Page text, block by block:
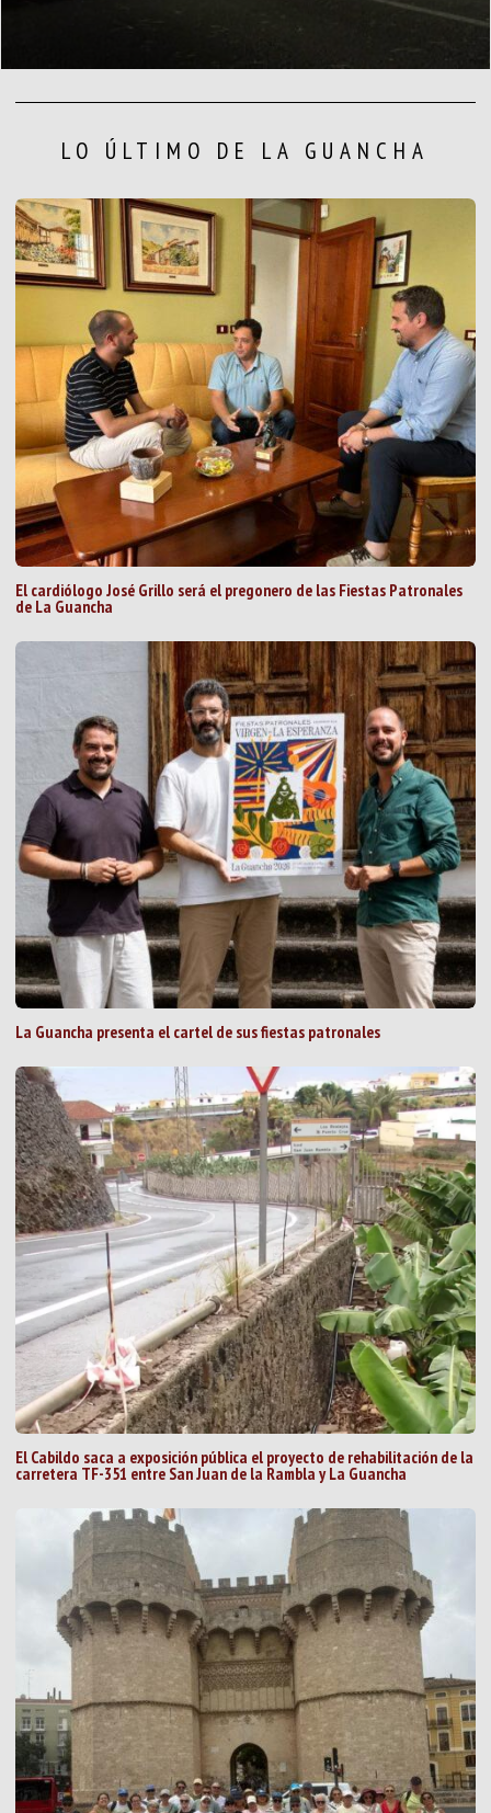
LO ÚLTIMO DE LA GUANCHA
El cardiólogo José Grillo será el pregonero de las Fiestas Patronales
de La Guancha
La Guancha presenta el cartel de sus fiestas patronales
El Cabildo saca a exposición pública el proyecto de rehabilitación de la
carretera TF-351 entre San Juan de la Rambla y La Guancha